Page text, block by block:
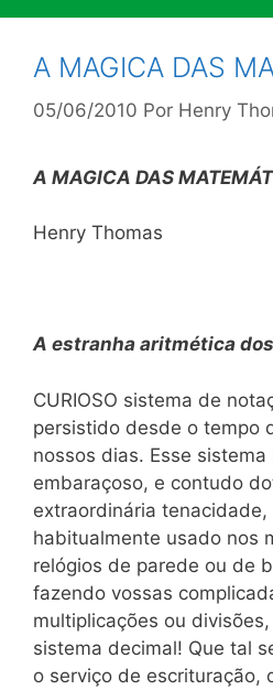
A MAGICA DAS
05/06/2010 Por Henry
A MAGICA DAS
Henry Thomas
A estranha aritmética
CURIOSO sistema de
persistido desde o tempo
nossos dias. Esse
embaraçoso, e contudo
extraordinária tenacidade,
habitualmente usado nos
relógios de parede ou de
fazendo vossas
multiplicações ou
sistema decimal! Que tal
o serviço de escrituração,